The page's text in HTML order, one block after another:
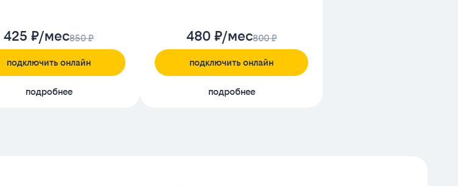
425 ₽/мес850 ₽
подключить онлайн
подробнее
480 ₽/мес800 ₽
подключить онлайн
подробнее